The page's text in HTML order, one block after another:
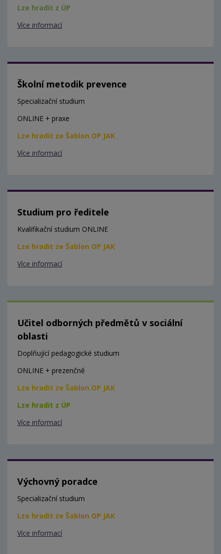
Lze hradit z ÚP
Více informací
Školní metodik prevence
Specializační studium
ONLINE + praxe
Lze hradit ze Šablon OP JAK
Více informací
Studium pro ředitele
Kvalifikační studium ONLINE
Lze hradit ze Šablon OP JAK
Více informací
Učitel odborných předmětů v sociální
oblasti
Doplňující pedagogické studium
ONLINE + prezenčně
Lze hradit ze Šablon OP JAK
Lze hradit z ÚP
Více informací
Výchovný poradce
Specializační studium
Lze hradit ze Šablon OP JAK
Více informací